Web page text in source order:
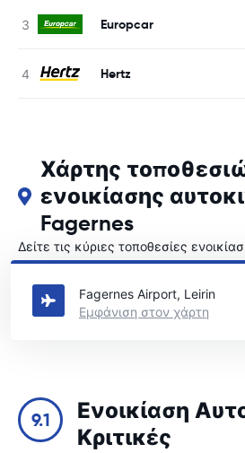
Europcar
Hertz
Χάρτης
ενοικίασης
Fagernes
Δείτε τις κύριες τοποθεσίες
Fagernes
Fagernes Airport, Leirin
Εμφάνιση στον χάρτη
9.1
Ενοικίαση
Κριτικές